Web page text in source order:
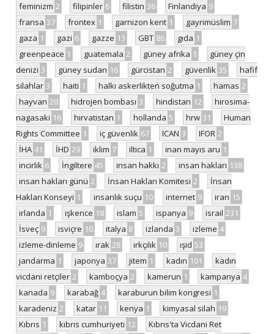
feminizm 2 filipinler 6 filistin 36 Finlandiya 9
fransa 37 frontex 1 garnizon kent 1 gayrimüslim 7
gaza 1 gazi 6 gazze 13 GBT 86 gıda 1
greenpeace 1 guatemala 2 güney afrika 1
güney çin
denizi 3 güney sudan 16 gürcistan 2 güvenlik 35
hafif
silahlar 3 haiti 1 halkı askerlikten soğutma 1 hamas 2
hayvan 20 hidrojen bombası 3 hindistan 12
hirosima-
nagasaki 16 hırvatistan 1 hollanda 5 hrw 31
Human
Rights Committee 1 iç güvenlik 67 ICAN 3 IFOR 2
İHA 41 İHD 29 iklim 7 iltica 1 inan mayıs aru 1
incirlik 6 İngiltere 45 insan hakkı 2 insan hakları 138
insan hakları günü 2 İnsan Hakları Komitesi 2
İnsan
Hakları Konseyi 1 insanlık suçu 10 internet 9 iran 15
irlanda 1 işkence 18 islam 5 ispanya 9 israil 231
İsveç 9 isviçre 10 italya 8 izlanda 3 izleme 4
izleme-dinleme 9 ırak 28 ırkçılık 10 ışid 53
jandarma 1 japonya 37 jitem 1 kadın 101
kadın
vicdani retçiler 2 kamboçya 2 kamerun 1 kampanya 4
kanada 9 karabağ 4 karaburun bilim kongresi 1
karadeniz 2 katar 11 kenya 1 kimyasal silah 19
Kıbrıs 1 kıbrıs cumhuriyeti 12
Kıbrıs'ta Vicdani Ret